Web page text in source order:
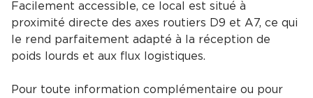
Facilement accessible, ce local est situé à
proximité directe des axes routiers D9 et A7, ce qui
le rend parfaitement adapté à la réception de
poids lourds et aux flux logistiques.
Pour toute information complémentaire ou pour